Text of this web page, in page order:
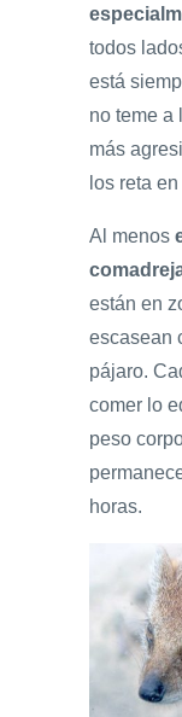
todos
está
no teme a
más
los reta
Al menos
están en
escasean
pájaro.
comer lo
peso
horas.